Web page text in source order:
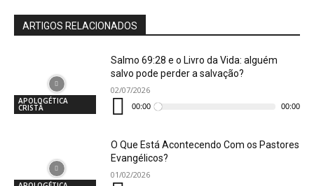
ARTIGOS RELACIONADOS
APOLOGÉTICA
CRISTÃ
Salmo 69:28 e o Livro da Vida: alguém
salvo pode perder a salvação?
02/07/2026
Tocador
áudio
00:00 00:00
O Que Está Acontecendo Com os Pastores
Evangélicos?
01/02/2026
Tocador